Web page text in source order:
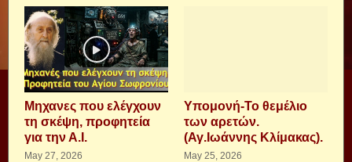
Μηχανες που ελέγχουν
τη σκέψη, προφητεία
για την Α.Ι.
May 27, 2026
Υπομονή-Το θεμέλιο
των αρετών.
(Αγ.Ιωάννης Κλίμακας).
May 25, 2026